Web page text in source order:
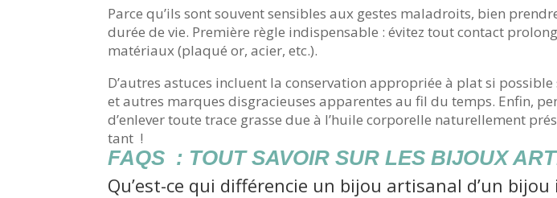
Parce qu’ils sont souvent sensibles aux gestes maladroits, bien
durée de vie. Première règle indispensable : évitez tout contact
matériaux (plaqué or, acier, etc.).
D’autres astuces incluent la conservation appropriée à plat si
et autres marques disgracieuses apparentes au fil du temps. Enfin,
d’enlever toute trace grasse due à l’huile corporelle naturellement
tant !
FAQS : TOUT SAVOIR SUR LES BIJOUX
Qu’est-ce qui différencie un bijou artisanal d’un